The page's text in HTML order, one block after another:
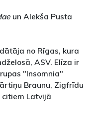
un Alekša Pusta
no Rīgas, kura
ASV. Elīza ir
"Insomnia"
Braunu, Zigfrīdu
citiem Latvijā